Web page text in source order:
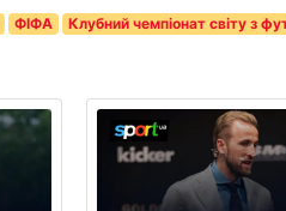
ФІФА Клубний чемпіонат світу з